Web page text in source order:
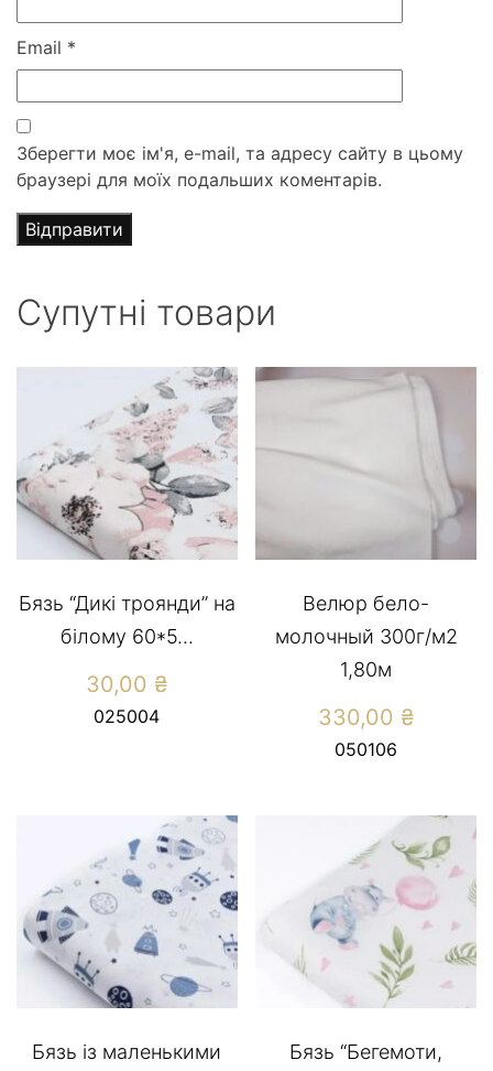
Email *
Зберегти моє ім'я, e-mail, та адресу сайту в цьому
браузері для моїх подальших коментарів.
Супутні товари
Бязь “Дикі троянди” на
білому 60*5...
30,00 ₴
025004
Велюр бело-
молочный 300г/м2
1,80м
330,00 ₴
050106
Бязь із маленькими
Бязь “Бегемоти,